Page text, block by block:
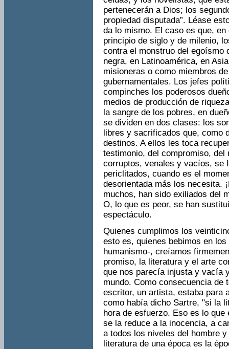
pertenecerán a Dios; los
propiedad disputada”. Léase
da lo mismo. El caso es que,
principio de siglo y de milenio,
contra el monstruo del egoísmo
negra, en Latinoamérica, en
misioneras o como miembros
gubernamentales. Los jefes
compinches los poderosos
medios de producción de
la sangre de los pobres, en
se dividen en dos clases: los
libres y sacrificados que, como
destinos. A ellos les toca
testimonio, del compromiso,
corruptos, venales y vacíos, se
periclitados, cuando es el
desorientada más los necesita.
muchos, han sido exiliados del
O, lo que es peor, se han
espectáculo.
Quienes cumplimos los
esto es, quienes bebimos en
humanismo-, creíamos
promiso, la literatura y el arte
que nos parecía injusta y vacía
mundo. Como consecuencia de
escritor, un artista, estaba para
como había dicho Sartre, "si la
hora de esfuerzo. Eso es lo
se la reduce a la inocencia, a
a todos los niveles del hombre
literatura de una época es la